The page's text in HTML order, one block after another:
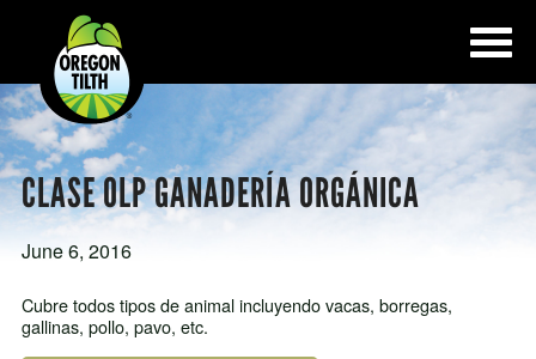
CLASE OLP GANADERÍA ORGÁNICA
June 6, 2016
Cubre todos tipos de animal incluyendo vacas, borregas,
gallinas, pollo, pavo, etc.